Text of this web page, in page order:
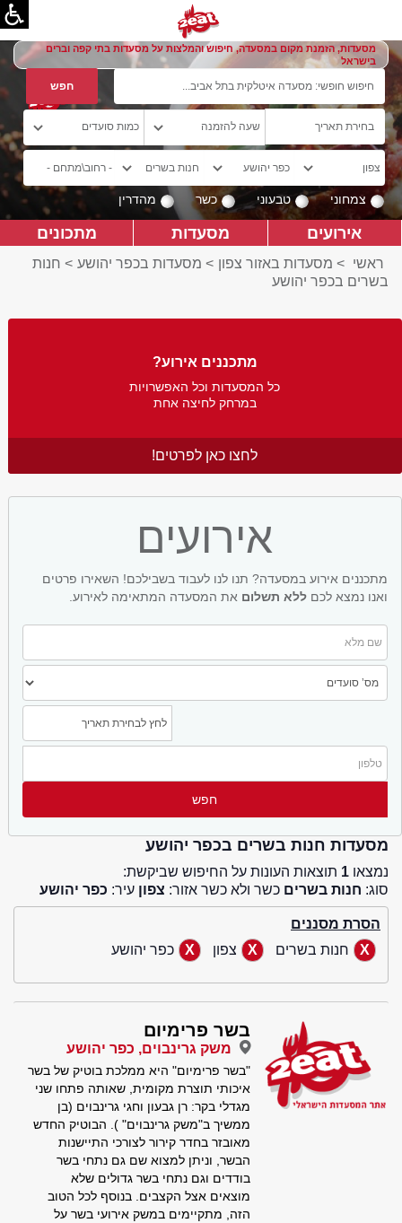
מסעדות, הזמנת מקום במסעדה, חיפוש והמלצות על מסעדות בתי קפה וברים
בישראל
צמחוני טבעוני כשר מהדרין
אירועים מסעדות מתכונים
ראשי > מסעדות באזור צפון > מסעדות בכפר יהושע > חנות
בשרים בכפר יהושע
מתכננים אירוע?
כל המסעדות וכל האפשרויות
במרחק לחיצה אחת
לחצו כאן לפרטים!
אירועים
מתכננים אירוע במסעדה? תנו לנו לעבוד בשבילכם! השאירו פרטים
ואנו נמצא לכם ללא תשלום את המסעדה המתאימה לאירוע.
מסעדות חנות בשרים בכפר יהושע
נמצאו 1 תוצאות העונות על החיפוש שביקשת:
סוג: חנות בשרים כשר ולא כשר אזור: צפון עיר: כפר יהושע
הסרת מסננים
חנות בשרים
צפון כפר יהושע
בשר פרימיום
משק גרינבוים, כפר יהושע
"בשר פרימיום" היא ממלכת בוטיק של בשר
איכותי תוצרת מקומית, שאותה פתחו שני
מגדלי בקר: רן גבעון וחגי גרינבוים (בן
ממשיך ב"משק גרינבוים" ). הבוטיק החדש
מאובזר בחדר קירור לצורכי התיישנות
הבשר, וניתן למצוא שם גם נתחי בשר
בודדים וגם נתחי בשר גדולים שלא
מוצאים אצל הקצבים. בנוסף לכל הטוב
הזה, מתקיימים במשק אירועי בשר על